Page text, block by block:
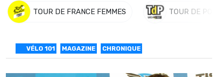
TOUR DE FRANCE FEMMES TOUR DE
VÉLO 101 MAGAZINE CHRONIQUE